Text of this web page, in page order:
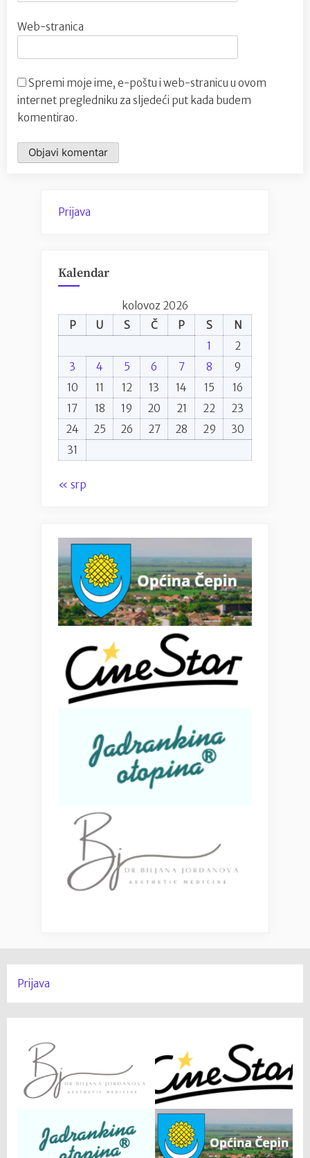
Web-stranica
Spremi moje ime, e-poštu i web-stranicu u ovom
internet pregledniku za sljedeći put kada budem
komentirao.
Prijava
Kalendar
kolovoz 2026
P
U S Č P S
N
1
2
3
4 5 6 7 8
9
10
11 12 13 14 15
16
17
18 19 20 21 22
23
24
25 26 27 28 29
30
31
« srp
Prijava